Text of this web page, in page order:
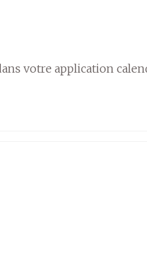
votre application